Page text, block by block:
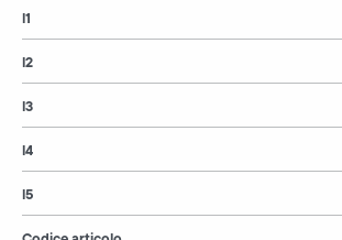
l1
l2
l3
l4
l5